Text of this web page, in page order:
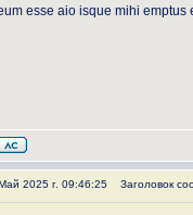
esse aio isque mihi
2025 г. 09:46:25 Заголовок